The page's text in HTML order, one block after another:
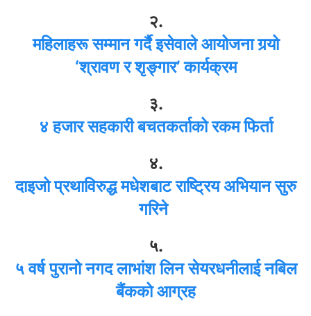
२.
महिलाहरू सम्मान गर्दै इसेवाले आयोजना गर्‍यो
‘श्रावण र शृङ्गार’ कार्यक्रम
३.
४ हजार सहकारी बचतकर्ताको रकम फिर्ता
४.
दाइजो प्रथाविरुद्ध मधेशबाट राष्ट्रिय अभियान सुरु
गरिने
५.
५ वर्ष पुरानो नगद लाभांश लिन सेयरधनीलाई नबिल
बैंकको आग्रह